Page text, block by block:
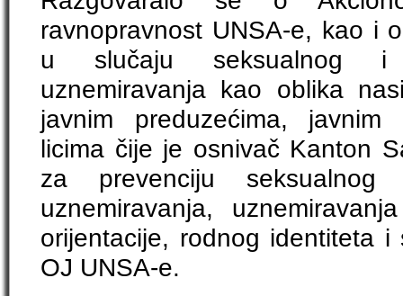
ravnopravnost UNSA-e, kao i
u slučaju seksualnog i
uznemiravanja kao oblika
javnim preduzećima,
licima čije je osnivač Kanton
za prevenciju
uznemiravanja,
orijentacije, rodnog identiteta i
OJ UNSA-e.